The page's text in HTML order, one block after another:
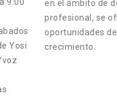
Yosi
en el ámbito de
profesional, se
oportunidades
crecimiento.